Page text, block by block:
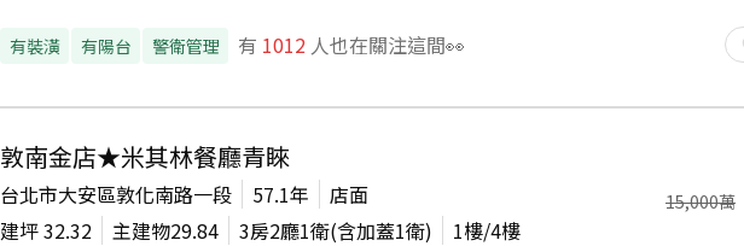
有裝潢 有陽台 警衛管理 有 1012 人也在關注這間👀
敦南金店★米其林餐廳青睞
台北市大安區敦化南路一段 57.1年
店面
建坪32.32 主建物29.84 3房2廳1衛(含加蓋1衛) 1樓/4樓
15,000萬